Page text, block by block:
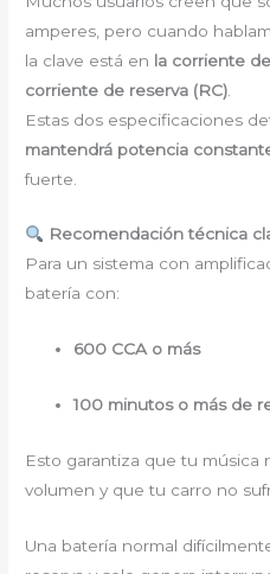
amperes, pero cuando
la clave está en la corriente
corriente de reserva (RC)
Estas dos especificaciones
mantendrá potencia
fuerte.
Recomendación técnica
Para un sistema con
batería con:
600 CCA o más
100 minutos o más de
Esto garantiza que tu música
volumen y que tu carro no
Una batería normal